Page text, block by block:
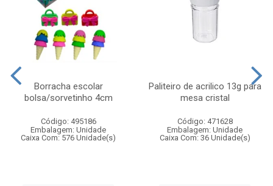
Borracha escolar
bolsa/sorvetinho 4cm
Código: 495186
Embalagem: Unidade
Caixa Com: 576 Unidade(s)
Paliteiro de acrilico 13g para
mesa cristal
Código: 471628
Embalagem: Unidade
Caixa Com: 36 Unidade(s)